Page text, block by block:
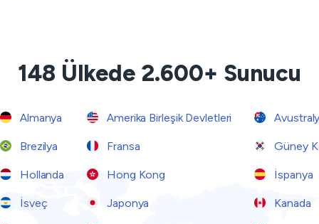
148 Ülkede 2.600+ Sunucu
Almanya Amerika Birleşik Devletleri
Brezilya Fransa Güney
Hollanda Hong Kong İspanya
İsveç Japonya Kanada